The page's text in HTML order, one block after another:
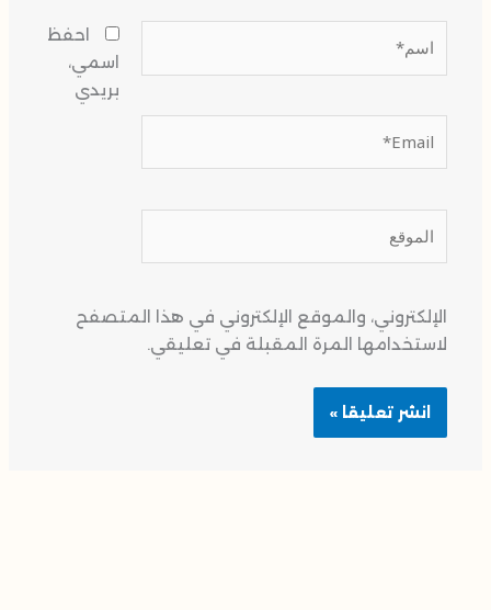
الإلكتروني في هذا المتصفح
المقبلة في تعليقي.